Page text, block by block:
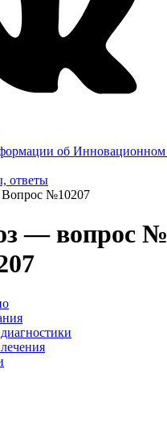
об Инновационном
ответы
Вопрос №10207
— вопрос №